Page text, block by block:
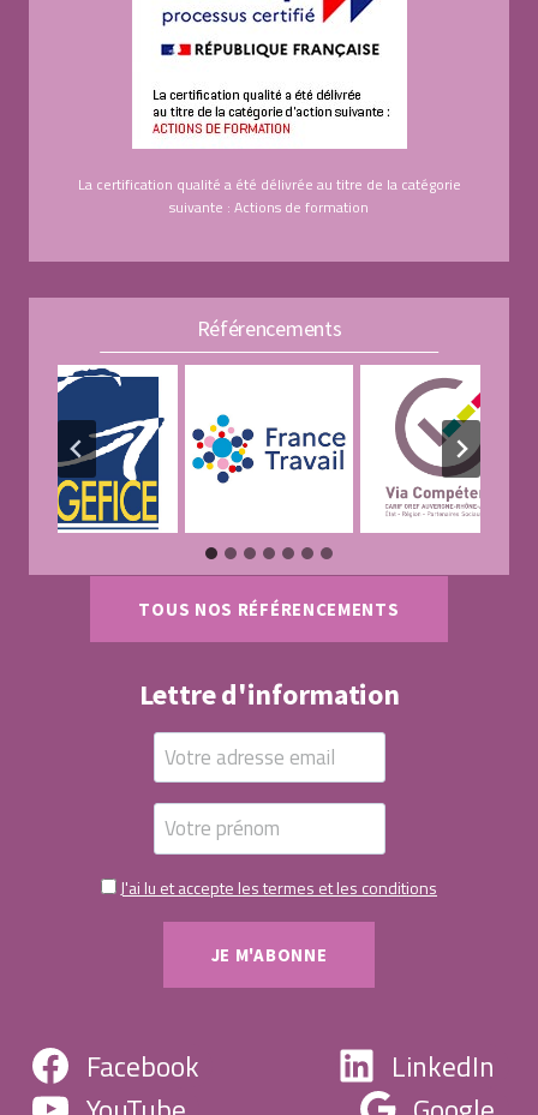
La certification qualité a été délivrée au titre de la catégorie
suivante : Actions de formation
Référencements
TOUS NOS RÉFÉRENCEMENTS
Lettre d'information
J'ai lu et accepte les termes et les conditions
Facebook
LinkedIn